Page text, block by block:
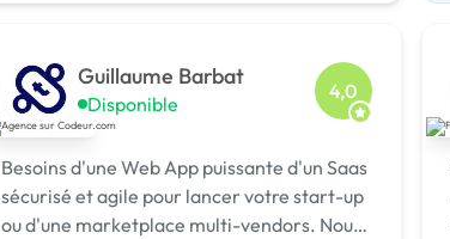
Guillaume Barbat
Disponible
4,0
Besoins d'une Web App puissante d'un Saas
sécurisé et agile pour lancer votre start-up
ou d'une marketplace multi-vendors. Nous